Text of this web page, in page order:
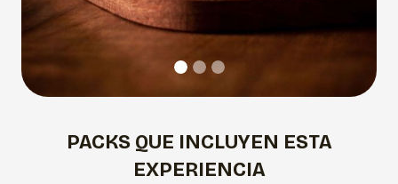
PACKS QUE INCLUYEN ESTA
EXPERIENCIA